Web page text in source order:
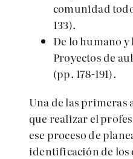
comunidad
133).
De lo humano
Proyectos de
(pp. 178-191).
Una de las primeras
que realizar el
ese proceso de
identificación de los